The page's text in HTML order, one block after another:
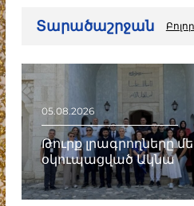
Տարածաշրջան
05.08.2026
Թուրք լրագրողները
օկուպացված Ակնա